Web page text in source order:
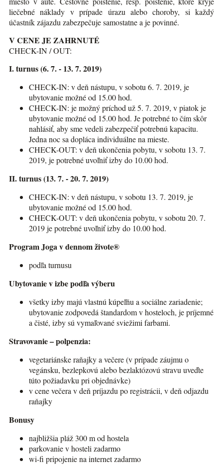
liečebné náklady v prípade úrazu alebo choroby, si každý
účastník zájazdu zabezpečuje samostatne a je povinné.
V CENE JE ZAHRNUTÉ
CHECK-IN / OUT:
I. turnus (6. 7. - 13. 7. 2019)
CHECK-IN: v deň nástupu, v sobotu 6. 7. 2019, je
ubytovanie možné od 15.00 hod.
CHECK-IN: je možný príchod už 5. 7. 2019, v piatok je
ubytovanie možné od 15.00 hod. Je potrebné to čím skôr
nahlásiť, aby sme vedeli zabezpečiť potrebnú kapacitu.
Jedna noc sa dopláca individuálne na mieste.
CHECK-OUT: v deň ukončenia pobytu, v sobotu 13. 7.
2019, je potrebné uvoľniť izby do 10.00 hod.
II. turnus (13. 7. - 20. 7. 2019)
CHECK-IN: v deň nástupu, v sobotu 13. 7. 2019, je
ubytovanie možné od 15.00 hod.
CHECK-OUT: v deň ukončenia pobytu, v sobotu 20. 7.
2019 je potrebné uvoľniť izby do 10.00 hod.
Program Joga v dennom živote®
podľa turnusu
Ubytovanie v izbe podľa výberu
všetky izby majú vlastnú kúpeľňu a sociálne zariadenie;
ubytovanie zodpovedá štandardom v hosteloch, je príjemné
a čisté, izby sú vymaľované sviežimi farbami.
Stravovanie – polpenzia:
vegetariánske raňajky a večere (v prípade záujmu o
vegánsku, bezlepkovú alebo bezlaktózovú stravu uveďte
túto požiadavku pri objednávke)
v cene večera v deň príjazdu po registrácii, v deň odjazdu
raňajky
Bonusy
najbližšia pláž 300 m od hostela
parkovanie v hosteli zadarmo
wi-fi pripojenie na internet zadarmo